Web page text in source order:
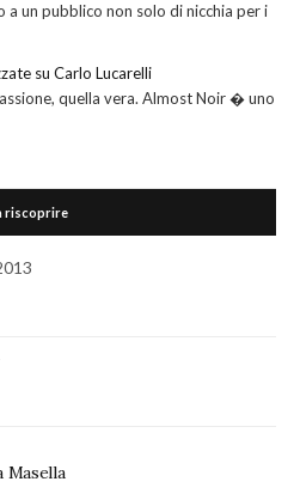
un pubblico non solo di nicchia per i
su Carlo Lucarelli
quella vera. Almost Noir � uno
riscoprire
Masella